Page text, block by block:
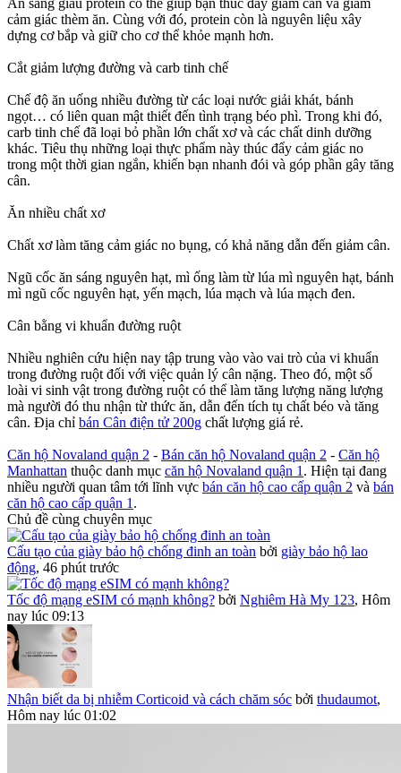
cảm giác thèm ăn. Cùng với đó, protein còn là nguyên liệu xây
ngọt… có liên quan mật thiết đến tình trạng béo phì. Trong khi đó,
carb tinh chế đã loại bỏ phần lớn chất xơ và các chất dinh dưỡng
khác. Tiêu thụ những loại thực phẩm này thúc đẩy cảm giác no
trong một thời gian ngắn, khiến bạn nhanh đói và góp phần gây tăng
trong đường ruột đối với việc quản lý cân nặng. Theo đó, một số
loài vi sinh vật trong đường ruột có thể làm tăng lượng năng lượng
mà người đó thu nhận từ thức ăn, dẫn đến tích tụ chất béo và tăng
cân. Địa chỉ bán Cân điện tử 200g
Căn hộ Novaland quận 2 - Bán căn hộ Novaland quận 2 - Căn hộ
Manhattan thuộc danh mục căn hộ Novaland quận 1 . Hiện tại đang
nhiều người quan tâm tới lĩnh vực bán căn hộ cao cấp quận 2 và bán
căn hộ cao cấp quận 1 .
Chủ đề cùng chuyên mục
Cấu tạo của giày bảo hộ chống đinh an toàn bởi giày bảo hộ lao
động, 46 phút trước
Tốc độ mạng eSIM có mạnh không? bởi Nghiêm Hà My 123, Hôm
nay lúc 09:13
Nhận biết da bị nhiễm Corticoid và cách chăm sóc bởi thudaumot,
Hôm nay lúc 01:02